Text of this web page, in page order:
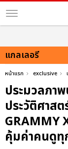
แกลเลอรี
หน้าแรก exclusive
ประมวลภา
ประวัติศาส
GRAMMY
คุ้มค่าคนดูทุ